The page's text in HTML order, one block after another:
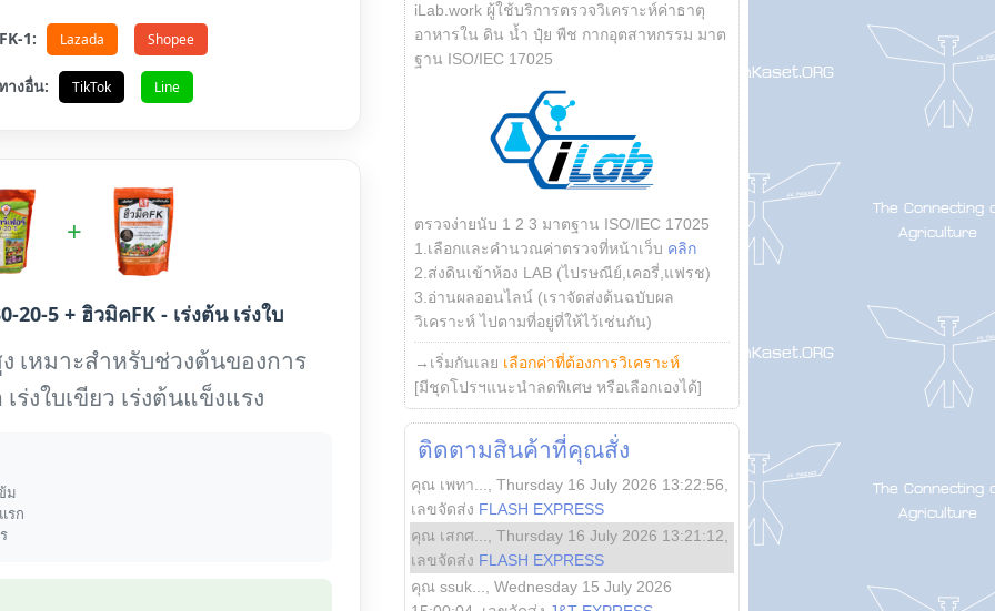
1: Lazada Shopee
างอื่น: TikTok Line
+
20-5 + ฮิวมิคFK - เร่งต้น เร่งใบ
เหมาะสำหรับช่วงต้นของการ
ร่งใบเขียว เร่งต้นแข็งแรง
ม
รก
iLab.work ผู้ใช้บริการตรวจวิเคราะห์ค่าธาตุ
อาหารใน ดิน น้ำ ปุ๋ย พืช กากอุตสาหกรรม มาต
ฐาน ISO/IEC 17025
ตรวจง่ายนับ 1 2 3 มาตฐาน ISO/IEC 17025
1.เลือกและคำนวณค่าตรวจที่หน้าเว็บ คลิก
2.ส่งดินเข้าห้อง LAB (ไปรษณีย์,เคอรี่,แฟรช)
3.อ่านผลออนไลน์ (เราจัดส่งต้นฉบับผล
วิเคราะห์ ไปตามที่อยู่ที่ให้ไว้เช่นกัน)
→เริ่มกันเลย เลือกค่าที่ต้องการวิเคราะห์
[มีชุดโปรฯแนะนำลดพิเศษ หรือเลือกเองได้]
ติดตามสินค้าที่คุณสั่ง
คุณ เพทา... Thursday 16 July 2026 13:22:56
เลขจัดส่ง FLASH EXPRESS
คุณ เสกศ...
Thursday 16 July 2026 13:21:12
เลขจัดส่ง FLASH EXPRESS
คุณ ssuk...
Wednesday 15 July 2026